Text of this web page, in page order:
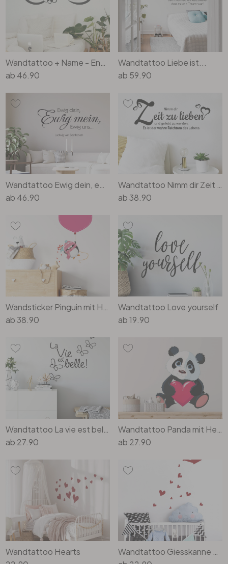
Wandtattoo + Name - Endless Love
ab 46.90
Wandtattoo Liebe ist...
ab 59.90
Wandtattoo Ewig dein, ewig mein, ewig uns
ab 46.90
Wandtattoo Nimm dir Zeit zu lieben...
ab38.90
Wandsticker Pinguin mit Herzluftballon
ab38.90
Wandtattoo Love yourself
ab19.90
Wandtattoo La vie est belle!
ab 27.90
Wandtattoo Panda mit Herz
ab 27.90
Wandtattoo Hearts
Wandtattoo Giesskanne mit Herzen